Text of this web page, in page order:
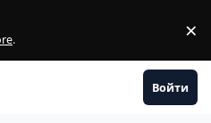
. ×
Войти